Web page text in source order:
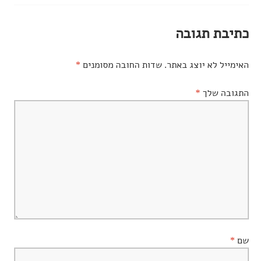
כתיבת תגובה
האימייל לא יוצג באתר. שדות החובה מסומנים *
התגובה שלך *
שם *